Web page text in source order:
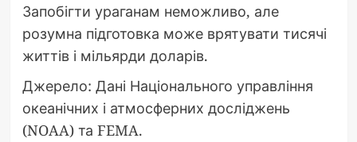
Запобігти ураганам неможливо, але
розумна підготовка може врятувати тисячі
життів і мільярди доларів.
Джерело: Дані Національного управління
океанічних і атмосферних досліджень
(NOAA) та FEMA.